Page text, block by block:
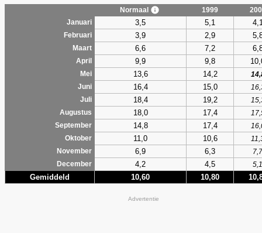
Normaal 1999
Januari
3,5 5,1
Februari 3,9 2,9
Maart 6,6 7,2
April 9,9 9,8
Mei 13,6 14,2
Juni
16,4 15,0
Juli
18,4 19,2
Augustus
18,0 17,4
September
14,8 17,4
Oktober
11,0 10,6
November
6,9 6,3
7,7
December
4,2 4,5 5,1
Gemiddeld 10,60 10,80
Advertentie